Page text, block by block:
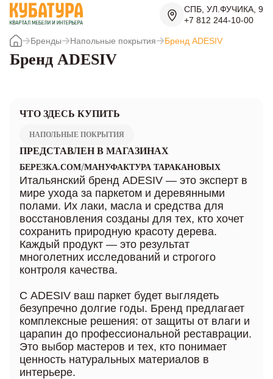
СПБ, УЛ.ФУЧИКА, 9
+7 812 244-10-00
Бренды Напольные покрытия Бренд ADESIV
Бренд ADESIV
ЧТО ЗДЕСЬ КУПИТЬ
НАПОЛЬНЫЕ ПОКРЫТИЯ
ПРЕДСТАВЛЕН В МАГАЗИНАХ
БЕРЕЗКА.COM/МАНУФАКТУРА ТАРАКАНОВЫХ
Итальянский бренд ADESIV — это эксперт в
мире ухода за паркетом и деревянными
полами. Их лаки, масла и средства для
восстановления созданы для тех, кто хочет
сохранить природную красоту дерева.
Каждый продукт — это результат
многолетних исследований и строгого
контроля качества.
С ADESIV ваш паркет будет выглядеть
безупречно долгие годы. Бренд предлагает
комплексные решения: от защиты от влаги и
царапин до профессиональной реставрации.
Это выбор мастеров и тех, кто понимает
ценность натуральных материалов в
интерьере.